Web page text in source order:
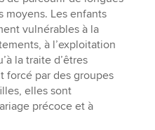
moyens. Les enfants
vulnérables à la
à l’exploitation
la traite d’êtres
forcé par des groupes
elles sont
précoce et à